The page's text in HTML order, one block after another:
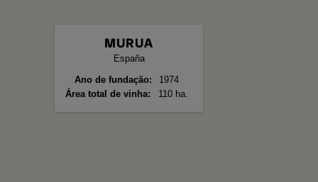
MURUA
España
Ano de fundação
1974
Área total de vinha
110 ha.